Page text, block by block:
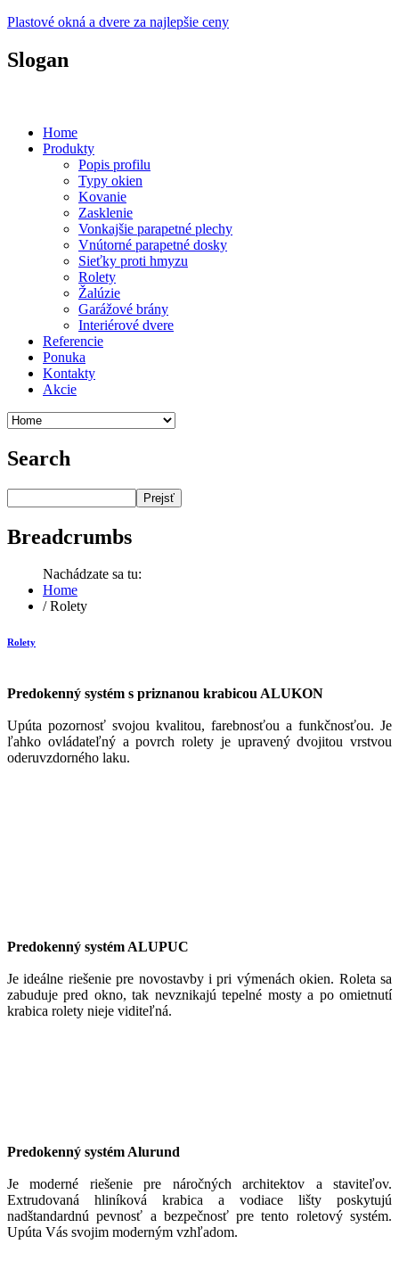
Plastové okná a dvere za najlepšie ceny
Slogan
Home
Produkty
Popis profilu
Typy okien
Kovanie
Zasklenie
Vonkajšie parapetné plechy
Vnútorné parapetné dosky
Sieťky proti hmyzu
Rolety
Žalúzie
Garážové brány
Interiérové dvere
Referencie
Ponuka
Kontakty
Akcie
Search
Prejsť
Breadcrumbs
Nachádzate sa tu:
Home
/ Rolety
Rolety
Predokenný systém s priznanou krabicou ALUKON
Upúta pozornosť svojou kvalitou, farebnosťou a funkčnosťou. Je
ľahko ovládateľný a povrch rolety je upravený dvojitou vrstvou
oderuvzdorného laku.
Predokenný systém ALUPUC
Je ideálne riešenie pre novostavby i pri výmenách okien. Roleta sa
zabuduje pred okno, tak nevznikajú tepelné mosty a po omietnutí
krabica rolety nieje viditeľná.
Predokenný systém Alurund
Je moderné riešenie pre náročných architektov a staviteľov.
Extrudovaná hliníková krabica a vodiace lišty poskytujú
nadštandardnú pevnosť a bezpečnosť pre tento roletový systém.
Upúta Vás svojim moderným vzhľadom.